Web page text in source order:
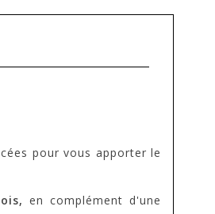
pour vous apporter le
en complément d'une